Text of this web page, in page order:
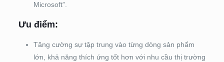
Microsoft”.
Ưu điểm:
Tăng cường sự tập trung vào từng dòng sản phẩm
lớn, khả năng thích ứng tốt hơn với nhu cầu thị trường